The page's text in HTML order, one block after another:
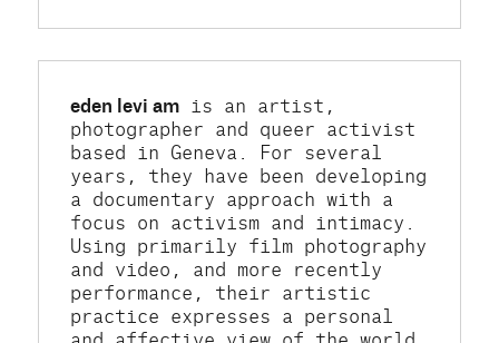
eden levi am is an artist,
photographer and queer activist
based in Geneva. For several
years, they have been developing
a documentary approach with a
focus on activism and intimacy.
Using primarily film photography
and video, and more recently
performance, their artistic
practice expresses a personal